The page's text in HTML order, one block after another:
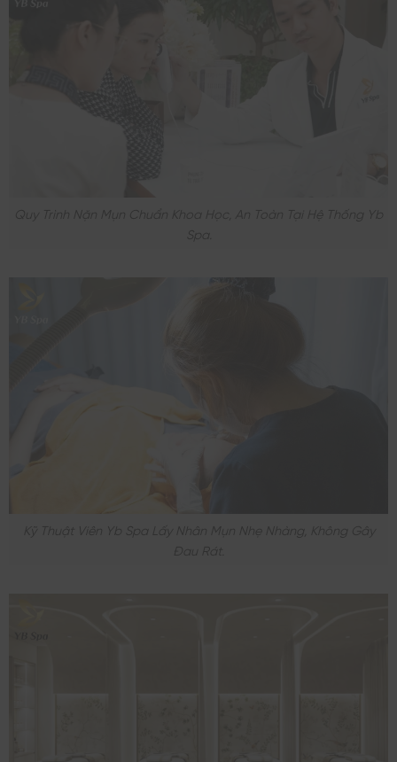
Quy Trình Nặn Mụn Chuẩn Khoa Học, An Toàn Tại Hệ Thống Yb
Spa.
Kỹ Thuật Viên Yb Spa Lấy Nhân Mụn Nhẹ Nhàng, Không Gây
Đau Rát.